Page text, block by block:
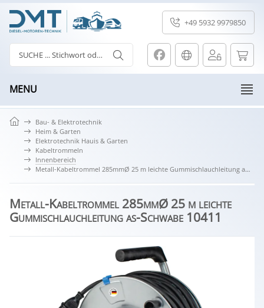
+49 5932 9979850
MENU
Bau- & Elektrotechnik
Heim & Garten
Elektrotechnik Hauis & Garten
Kabeltrommeln
Innenbereich
Metall-Kabeltrommel 285mmØ 25 m leichte Gummischlauchleitung as-Schwabe 10411
Metall-Kabeltrommel 285mmØ 25 m leichte
Gummischlauchleitung as-Schwabe 10411